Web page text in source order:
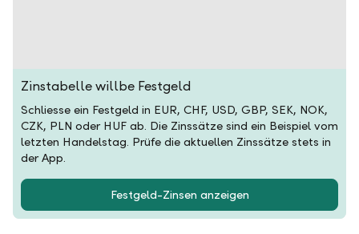
Zinstabelle willbe Festgeld
Schliesse ein Festgeld in EUR, CHF, USD, GBP, SEK, NOK,
CZK, PLN oder HUF ab. Die Zinssätze sind ein Beispiel vom
letzten Handelstag. Prüfe die aktuellen Zinssätze stets in
der App.
Festgeld-Zinsen anzeigen